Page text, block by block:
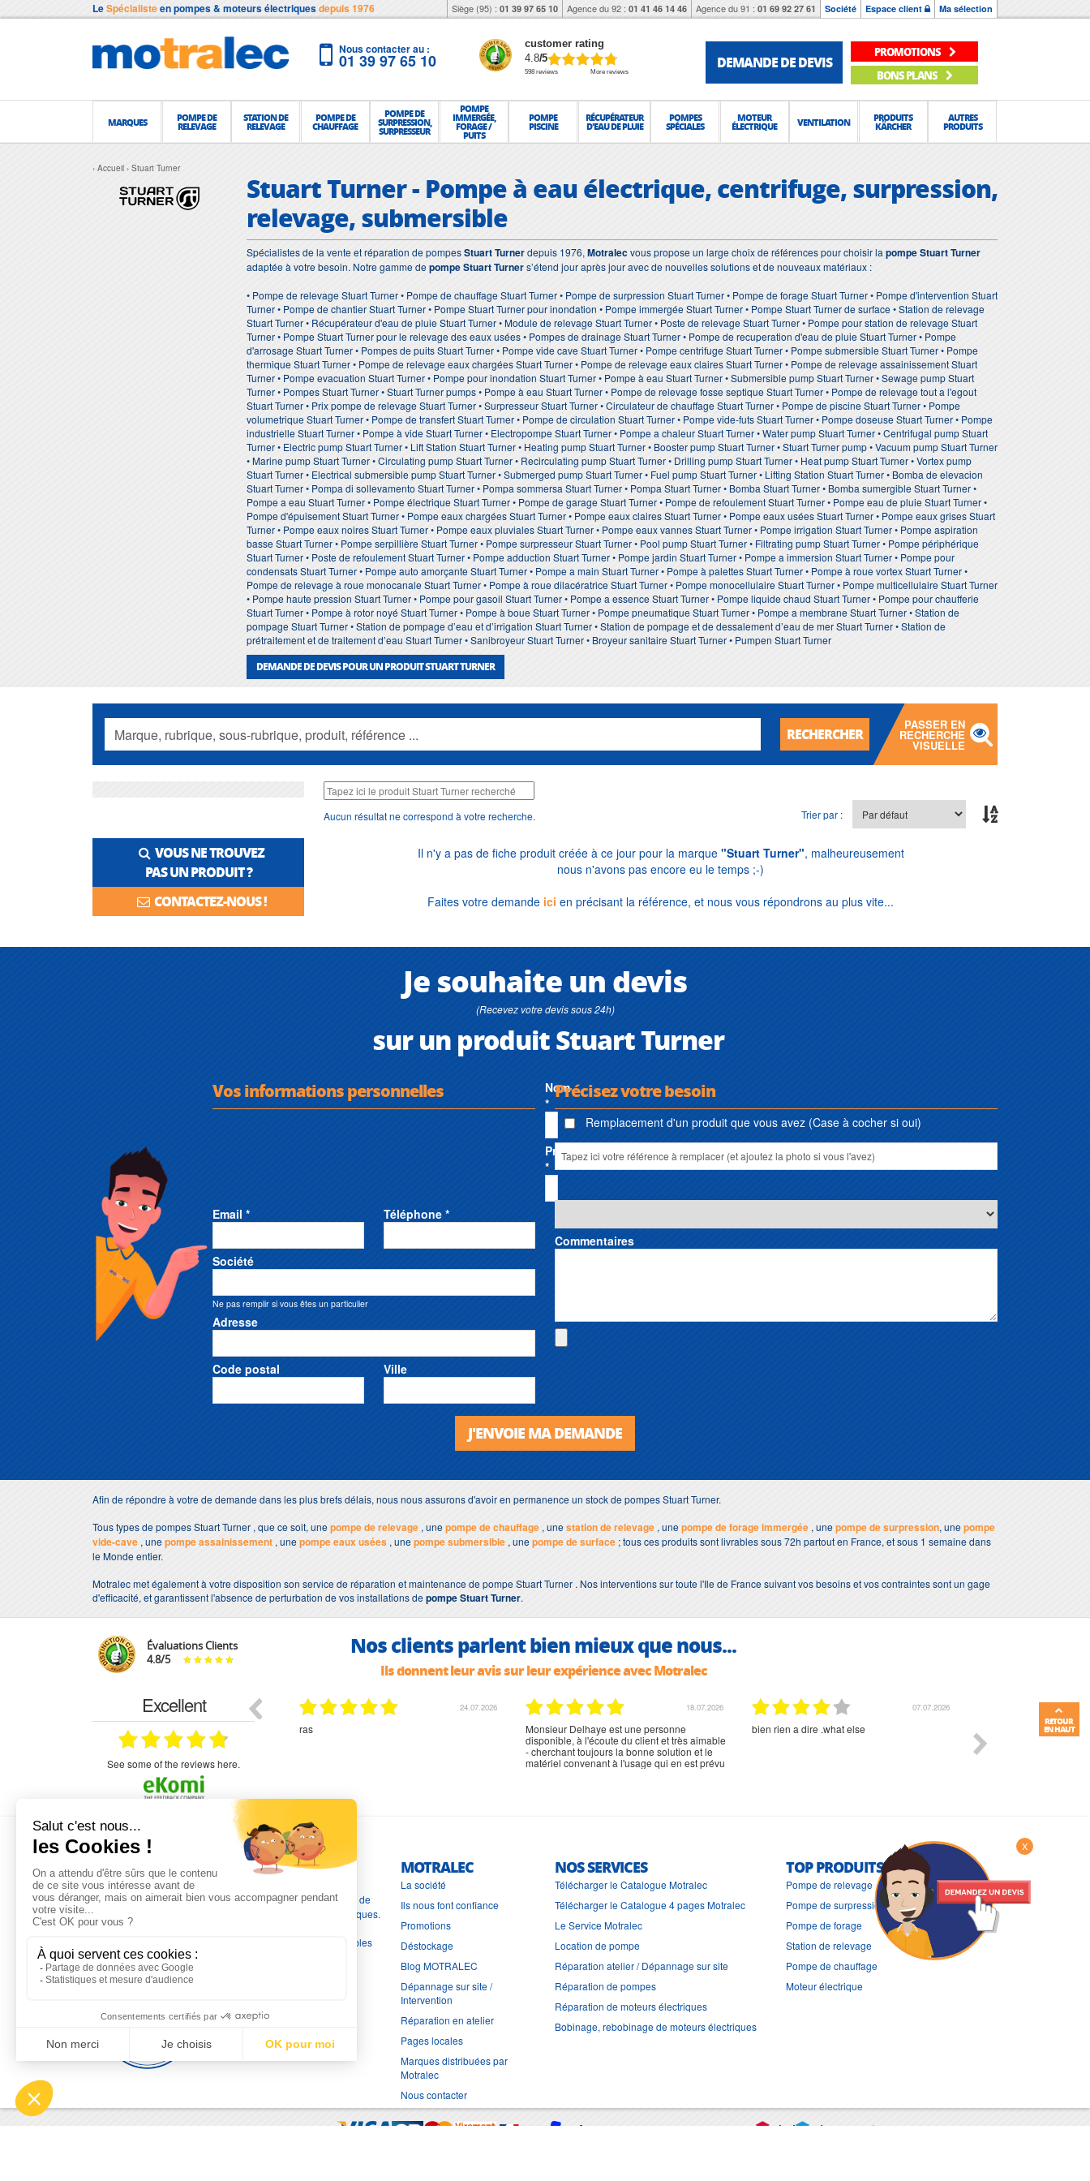
LeSpécialisteen pompes & moteurs électriquesdepuis 1976 Siège (95) : 01 39 97 65 10 Agence du 92 : 01 41 46 14 46 Agence du 91 : 01 69 92 27 61 Société Espace client Ma sélection
Nous contacter au :
01 39 97 65 10
customer rating
4.8/5
598 reviews More reviews
DEMANDE DE DEVIS
PROMOTIONS
BONS PLANS
MARQUES POMPE DE
RELEVAGE
STATION DE
RELEVAGE
POMPE DE
CHAUFFAGE
POMPE DE
SURPRESSION,
SURPRESSEUR
POMPE
IMMERGÉE,
FORAGE /
PUITS
POMPE
PISCINE
RÉCUPÉRATEUR
D'EAU DE PLUIE
POMPES
SPÉCIALES
MOTEUR
ÉLECTRIQUE VENTILATION PRODUITS
KÄRCHER
AUTRES
PRODUITS
Accueil Stuart Turner
Stuart Turner - Pompe à eau électrique, centrifuge, surpression,
relevage, submersible
Spécialistes de la vente et réparation de pompesStuart Turnerdepuis 1976, Motralecvous propose un large choix de références pour choisir la pompe Stuart Turner
adaptée à votre besoin. Notre gamme depompe Stuart Turners’étend jour après jour avec de nouvelles solutions et de nouveaux matériaux :
• Pompe de relevage Stuart Turner • Pompe de chauffage Stuart Turner • Pompe de surpression Stuart Turner • Pompe de forage Stuart Turner • Pompe d'intervention Stuart
Turner • Pompe de chantier Stuart Turner • Pompe Stuart Turner pour inondation • Pompe immergée Stuart Turner • Pompe Stuart Turner de surface • Station de relevage
Stuart Turner • Récupérateur d'eau de pluie Stuart Turner • Module de relevage Stuart Turner • Poste de relevage Stuart Turner • Pompe pour station de relevage Stuart
Turner • Pompe Stuart Turner pour le relevage des eaux usées • Pompes de drainage Stuart Turner • Pompe de recuperation d'eau de pluie Stuart Turner • Pompe
d'arrosage Stuart Turner • Pompes de puits Stuart Turner • Pompe vide cave Stuart Turner • Pompe centrifuge Stuart Turner • Pompe submersible Stuart Turner • Pompe
thermique Stuart Turner • Pompe de relevage eaux chargées Stuart Turner • Pompe de relevage eaux claires Stuart Turner • Pompe de relevage assainissement Stuart
Turner • Pompe evacuation Stuart Turner • Pompe pour inondation Stuart Turner • Pompe à eau Stuart Turner • Submersible pump Stuart Turner • Sewage pump Stuart
Turner • Pompes Stuart Turner • Stuart Turner pumps • Pompe à eau Stuart Turner • Pompe de relevage fosse septique Stuart Turner • Pompe de relevage tout a l'egout
Stuart Turner • Prix pompe de relevage Stuart Turner • Surpresseur Stuart Turner • Circulateur de chauffage Stuart Turner • Pompe de piscine Stuart Turner • Pompe
volumetrique Stuart Turner • Pompe de transfert Stuart Turner • Pompe de circulation Stuart Turner • Pompe vide-futs Stuart Turner • Pompe doseuse Stuart Turner • Pompe
industrielle Stuart Turner • Pompe à vide Stuart Turner • Electropompe Stuart Turner • Pompe a chaleur Stuart Turner • Water pump Stuart Turner • Centrifugal pump Stuart
Turner • Electric pump Stuart Turner • Lift Station Stuart Turner • Heating pump Stuart Turner • Booster pump Stuart Turner • Stuart Turner pump • Vacuum pump Stuart Turner
• Marine pump Stuart Turner • Circulating pump Stuart Turner • Recirculating pump Stuart Turner • Drilling pump Stuart Turner • Heat pump Stuart Turner • Vortex pump
Stuart Turner • Electrical submersible pump Stuart Turner • Submerged pump Stuart Turner • Fuel pump Stuart Turner • Lifting Station Stuart Turner • Bomba de elevacion
Stuart Turner • Pompa di sollevamento Stuart Turner • Pompa sommersa Stuart Turner • Pompa Stuart Turner • Bomba Stuart Turner • Bomba sumergible Stuart Turner •
Pompe a eau Stuart Turner • Pompe électrique Stuart Turner • Pompe de garage Stuart Turner • Pompe de refoulement Stuart Turner • Pompe eau de pluie Stuart Turner •
Pompe d'épuisement Stuart Turner • Pompe eaux chargées Stuart Turner • Pompe eaux claires Stuart Turner • Pompe eaux usées Stuart Turner • Pompe eaux grises Stuart
Turner • Pompe eaux noires Stuart Turner • Pompe eaux pluviales Stuart Turner • Pompe eaux vannes Stuart Turner • Pompe irrigation Stuart Turner • Pompe aspiration
basse Stuart Turner • Pompe serpillière Stuart Turner • Pompe surpresseur Stuart Turner • Pool pump Stuart Turner • Filtrating pump Stuart Turner • Pompe périphérique
Stuart Turner • Poste de refoulement Stuart Turner • Pompe adduction Stuart Turner • Pompe jardin Stuart Turner • Pompe a immersion Stuart Turner • Pompe pour
condensats Stuart Turner • Pompe auto amorçante Stuart Turner • Pompe a main Stuart Turner • Pompe à palettes Stuart Turner • Pompe à roue vortex Stuart Turner •
Pompe de relevage à roue monocanale Stuart Turner • Pompe à roue dilacératrice Stuart Turner • Pompe monocellulaire Stuart Turner • Pompe multicellulaire Stuart Turner
• Pompe haute pression Stuart Turner • Pompe pour gasoil Stuart Turner • Pompe a essence Stuart Turner • Pompe liquide chaud Stuart Turner • Pompe pour chaufferie
Stuart Turner • Pompe à rotor noyé Stuart Turner • Pompe à boue Stuart Turner • Pompe pneumatique Stuart Turner • Pompe a membrane Stuart Turner • Station de
pompage Stuart Turner • Station de pompage d’eau et d’irrigation Stuart Turner • Station de pompage et de dessalement d’eau de mer Stuart Turner • Station de
prétraitement et de traitement d’eau Stuart Turner • Sanibroyeur Stuart Turner • Broyeur sanitaire Stuart Turner • Pumpen Stuart Turner
DEMANDE DE DEVIS POUR UN PRODUIT STUART TURNER
RECHERCHER
PASSER EN
RECHERCHE
VISUELLE
VOUS NE TROUVEZ
PAS UN PRODUIT ?
CONTACTEZ-NOUS !
Aucun résultat ne correspond à votre recherche. Trier par :
Il n'y a pas de fiche produit créée à ce jour pour la marque "Stuart Turner", malheureusement
nous n'avons pas encore eu le temps ;-)
Faites votre demande ici en précisant la référence, et nous vous répondrons au plus vite...
Je souhaite un devis
(Recevez votre devis sous 24h)
sur un produit Stuart Turner
Vos informations personnelles
Nom
*
Prénom
*
Email * Téléphone *
Société
Ne pas remplir si vous êtes un particulier
Adresse
Code postal Ville
Précisez votre besoin
Remplacement d'un produit que vous avez (Case à cocher si oui)
Commentaires
J'ENVOIE MA DEMANDE
Afin de répondre à votre de demande dans les plus brefs délais, nous nous assurons d'avoir en permanence un stock de pompes Stuart Turner.
Tous types de pompes Stuart Turner , que ce soit, unepompe de relevage , unepompe de chauffage , unestation de relevage , unepompe de forage immergée , unepompe de surpression, unepompe
vide-cave , unepompe assainissement , unepompe eaux usées , unepompe submersible , unepompe de surface ; tous ces produits sont livrables sous 72h partout en France, et sous 1 semaine dans
le Monde entier.
Motralec met également à votre disposition son service de réparation et maintenance de pompe Stuart Turner . Nos interventions sur toute l'Ile de France suivant vos besoins et vos contraintes sont un gage
d'efficacité, et garantissent l'absence de perturbation de vos installations depompe Stuart Turner.
Évaluations Clients
4.8/5 Nos clients parlent bien mieux que nous...
Ils donnent leur avis sur leur expérience avec Motralec
Excellent
see some of the reviews here.
07.07.2026
bien rien a dire .what else
02.07.2026
RAS
02.07.2026
rien à signaler, très content
01.07.2026
Commande et délais parfait Très bon suivi et très
L'EXPERTISE MOTRALEC
Depuis 1976, nous sommes
Franceen pompes de relevage, station de relevage, pompe de
chauffage, suppression, forage, immergée et moteurs électriques.
Nous assurons
, tout en travaillant avec les marques les plus fiables
du marché.
MOTRALEC
La société
Ils nous font confiance
Promotions
Déstockage
Blog MOTRALEC
Dépannage sur site /
Intervention
Réparation en atelier
Pages locales
Marques distribuées par
Motralec
Nous contacter
NOS SERVICES
Télécharger le Catalogue Motralec
Télécharger le Catalogue 4 pages Motralec
Le Service Motralec
Location de pompe
Réparation atelier / Dépannage sur site
Réparation de pompes
Réparation de moteurs électriques
Bobinage, rebobinage de moteurs électriques
TOP PRODUITS
Pompe de relevage
Pompe de surpression
Pompe de forage
Station de relevage
Pompe de chauffage
Moteur électrique
X
RETOUR
EN HAUT